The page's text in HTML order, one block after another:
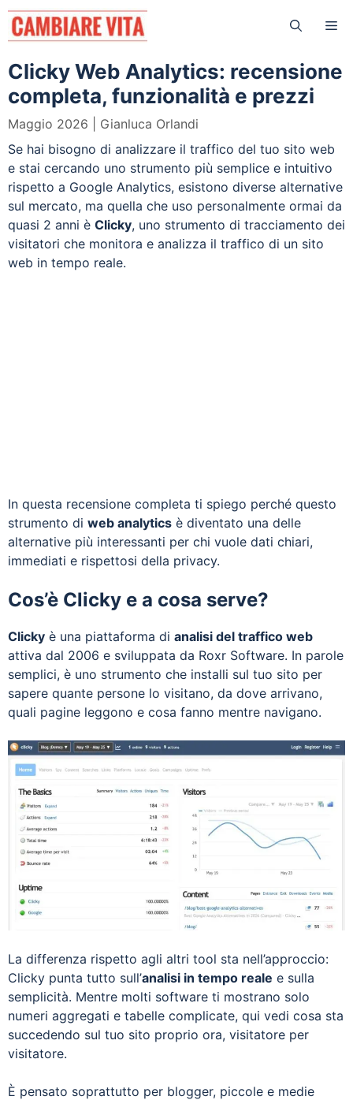
Vai
contenuto
Clicky Web Analytics: recensione
completa, funzionalità e prezzi
Maggio 2026
Gianluca Orlandi
Se hai bisogno di analizzare il traffico del tuo sito web
e stai cercando uno strumento più semplice e intuitivo
rispetto a Google Analytics, esistono diverse alternative
sul mercato, ma quella che uso personalmente ormai da
quasi 2 anni è Clicky, uno strumento di tracciamento dei
visitatori che monitora e analizza il traffico di un sito
web in tempo reale.
In questa recensione completa ti spiego perché questo
strumento di web analytics è diventato una delle
alternative più interessanti per chi vuole dati chiari,
immediati e rispettosi della privacy.
Cos’è Clicky e a cosa serve?
Clicky è una piattaforma di analisi del traffico web
attiva dal 2006 e sviluppata da Roxr Software. In parole
semplici, è uno strumento che installi sul tuo sito per
sapere quante persone lo visitano, da dove arrivano,
quali pagine leggono e cosa fanno mentre navigano.
La differenza rispetto agli altri tool sta nell’approccio:
Clicky punta tutto sull’analisi in tempo reale e sulla
semplicità. Mentre molti software ti mostrano solo
numeri aggregati e tabelle complicate, qui vedi cosa sta
succedendo sul tuo sito proprio ora, visitatore per
visitatore.
È pensato soprattutto per blogger, piccole e medie